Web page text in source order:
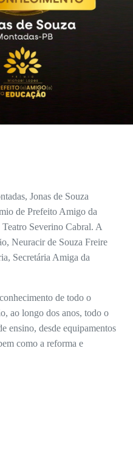
Jonas de Souza
de Prefeito Amigo da
Severino Cabral. A
Neuracir de Souza Freire
Secretária Amiga da
de todo o
ao longo dos anos, todo o
ensino, desde equipamentos
como a reforma e